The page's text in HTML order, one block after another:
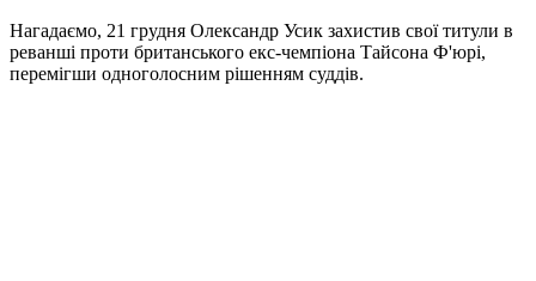
Нагадаємо, 21 грудня Олександр Усик захистив свої титули в
реванші проти британського екс-чемпіона Тайсона Ф'юрі,
перемігши одноголосним рішенням суддів.